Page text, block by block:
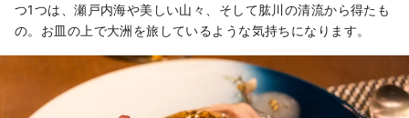
つ1つは、瀬戸内海や美しい山々、そして肱川の清流から得たも
の。お皿の上で大洲を旅しているような気持ちになります。